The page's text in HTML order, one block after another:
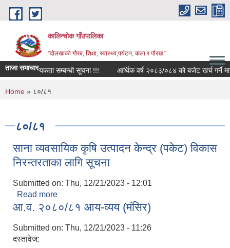
Skip to main content
कालिन्चोक गाँउपालिका
"दोलखाको गौरब, शिक्षा, स्वास्थ्य,पर्यटन, कला र पौरख "
ताजा समाचार
शिक्षक आवश्यकता सम्बन्धी सूचना !!! आर्थिक वर्ष २०८३/०८४ को बजेट खर्च गर्ने
You are here
Home » ८०/८१
८०/८१
साना व्यवसायिक कृषि उत्पादन केन्द्र (पकेट) विकास
निरन्तरताका लागि सूचना
Submitted on: Thu, 12/21/2023 - 12:01
Read more
निरन्तरताका लागि सूचना
आ.व. २०८०/८१ आय-व्यय (मंसिर)
Submitted on: Thu, 12/21/2023 - 11:26
दस्तावेज: